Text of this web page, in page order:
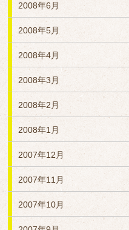
2008年6月
2008年5月
2008年4月
2008年3月
2008年2月
2008年1月
2007年12月
2007年11月
2007年10月